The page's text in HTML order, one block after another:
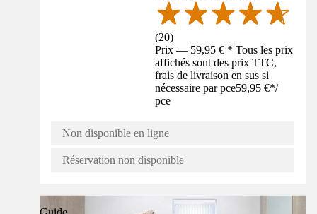
(20)
Prix — 59,95 € * Tous les prix
affichés sont des prix TTC,
frais de livraison en sus si
nécessaire par pce59,95 €*/
pce
Non disponible en ligne
Réservation non disponible